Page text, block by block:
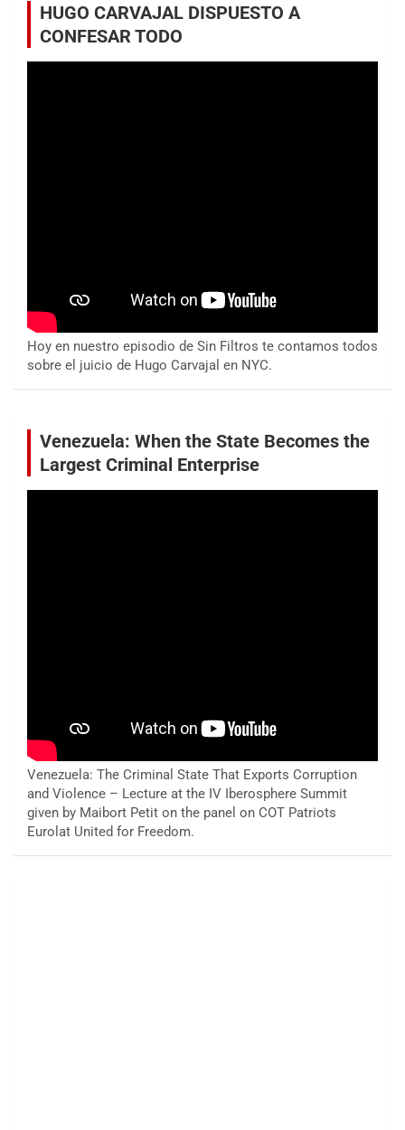
HUGO CARVAJAL DISPUESTO A
CONFESAR TODO
Hoy en nuestro episodio de Sin Filtros te contamos todos
sobre el juicio de Hugo Carvajal en NYC.
Venezuela: When the State Becomes the
Largest Criminal Enterprise
Venezuela: The Criminal State That Exports Corruption
and Violence – Lecture at the IV Iberosphere Summit
given by Maibort Petit on the panel on COT Patriots
Eurolat United for Freedom.